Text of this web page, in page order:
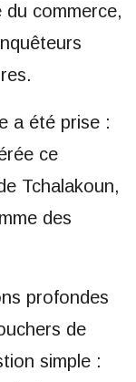
du commerce,
a été prise :
ce
Tchalakoun,
des
profondes
de
simple :